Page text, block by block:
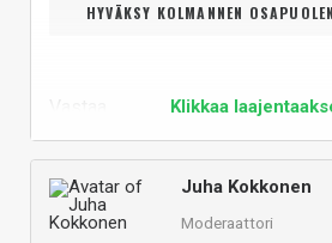
HYVÄKSY KOLMANNEN
Klikkaa
Juha Kokkonen
Moderaattori